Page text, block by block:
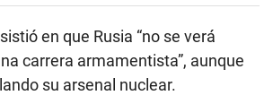
en que Rusia “no se verá
carrera armamentista”, aunque
su arsenal nuclear.